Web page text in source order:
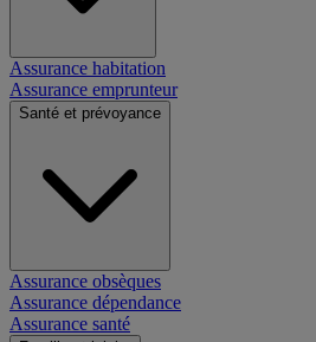
Assurance habitation
Assurance emprunteur
Santé et prévoyance
Assurance obsèques
Assurance dépendance
Assurance santé